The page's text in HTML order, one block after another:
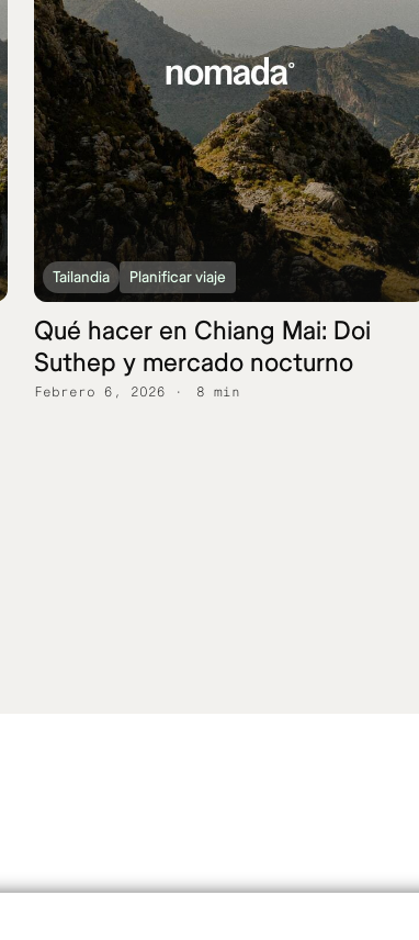
Tailandia Planificar viaje
Qué hacer en Chiang Mai: Doi
Suthep y mercado nocturno
Febrero 6, 2026 8 min